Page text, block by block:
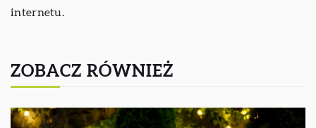
internetu.
ZOBACZ RÓWNIEŻ